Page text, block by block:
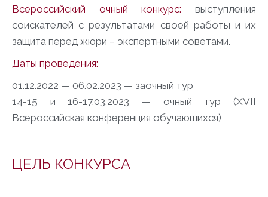
Всероссийский очный конкурс: выступления
соискателей с результатами своей работы и их
защита перед жюри – экспертными советами.
Даты проведения:
01.12.2022 — 06.02.2023 — заочный тур
14-15 и 16-17.03.2023 — очный тур (XVII
Всероссийская конференция обучающихся)
ЦЕЛЬ КОНКУРСА